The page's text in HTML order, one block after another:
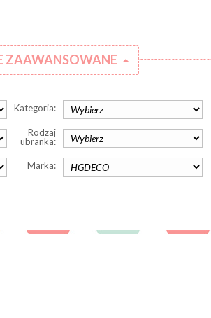
ZAAWANSOWANE
Kategoria:
Rodzaj
ubranka:
Marka: